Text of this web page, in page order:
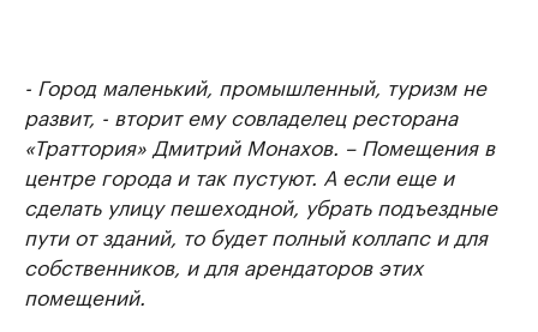
- Город маленький, промышленный, туризм не
развит, - вторит ему совладелец ресторана
«Траттория» Дмитрий Монахов. – Помещения в
центре города и так пустуют. А если еще и
сделать улицу пешеходной, убрать подъездные
пути от зданий, то будет полный коллапс и для
собственников, и для арендаторов этих
помещений.